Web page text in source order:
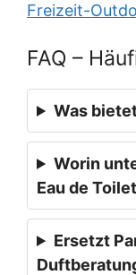
Freizeit-
FAQ –
Was
Worin
Eau de
Ersetzt